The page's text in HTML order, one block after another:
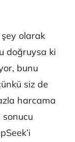
olarak
doğruysa ki
bunu
siz de
harcama
sonucu